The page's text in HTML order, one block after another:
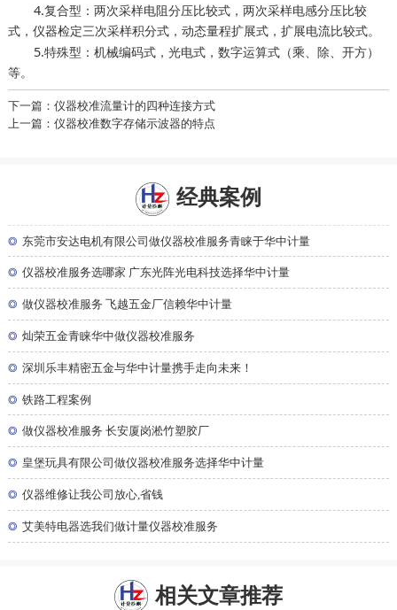
4.复合型：两次采样电阻分压比较式，两次采样电感分压比较
式， 仪器检定三次采样积分式，动态量程扩展式，扩展电流比较式。
5.特殊型：机械编码式，光电式，数字运算式（乘、除、开方）
等。
下一篇：仪器校准流量计的四种连接方式
上一篇：仪器校准数字存储示波器的特点
经典案例
◎ 东莞市安达电机有限公司做仪器校准服务青睐于华中计量
◎ 仪器校准服务选哪家 广东光阵光电科技选择华中计量
◎ 做仪器校准服务 飞越五金厂信赖华中计量
◎ 灿荣五金青睐华中做仪器校准服务
◎ 深圳乐丰精密五金与华中计量携手走向未来！
◎ 铁路工程案例
◎ 做仪器校准服务 长安厦岗淞竹塑胶厂
◎ 皇堡玩具有限公司做仪器校准服务选择华中计量
◎ 仪器维修让我公司放心,省钱
◎ 艾美特电器选我们做计量仪器校准服务
相关文章推荐